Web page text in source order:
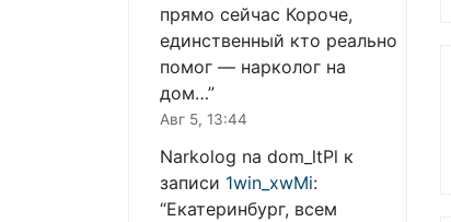
прямо сейчас Короче,
единственный кто реально
помог — нарколог на
дом…”
Авг 5, 13:44
Narkolog na dom_ltPl к
записи 1win_xwMi:
“Екатеринбург, всем